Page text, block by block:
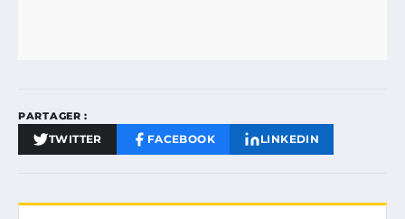
PARTAGER :
TWITTER FACEBOOK LINKEDIN